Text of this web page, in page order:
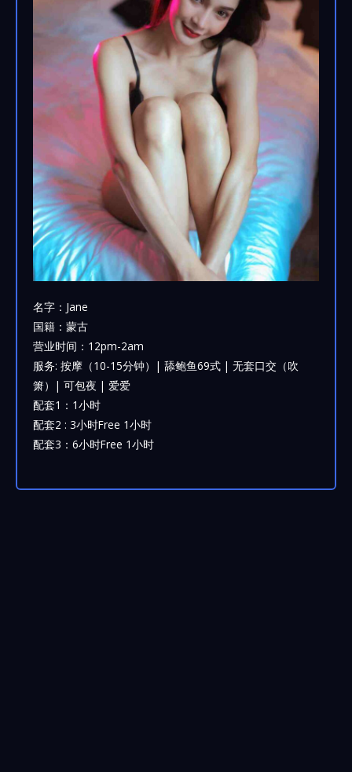
名字：Jane
国籍：蒙古
营业时间：12pm-2am
服务: 按摩（10-15分钟）| 舔鲍鱼69式 | 无套口交（吹
箫）| 可包夜 | 爱爱
配套1：1小时
配套2 : 3小时Free 1小时
配套3：6小时Free 1小时